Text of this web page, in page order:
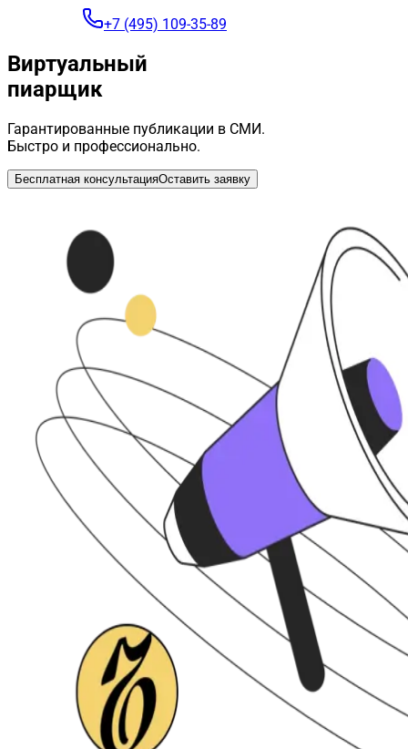
+7 (495) 109-35-89
Виртуальный
пиарщик
Гарантированные публикации в СМИ.
Быстро и профессионально.
Бесплатная консультацияОставить заявку